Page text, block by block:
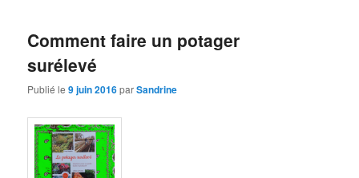
Comment faire un potager
surélevé
Publié le9 juin 2016parSandrine